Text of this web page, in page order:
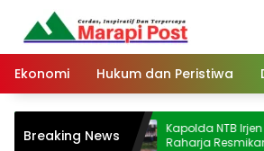
Langsung
konten
Ekonomi
Hukum dan Peristiwa
Breaking News
Bila Hujan
Bisa
Kapolda NTB Irjen Pol.
Raharja Resmikan